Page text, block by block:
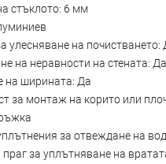
стъклото: 6 мм
улесняване на почистването:
на неравности на стената: Да
на ширината: Да
за монтаж на корито или
за отвеждане на
за уплътняване на